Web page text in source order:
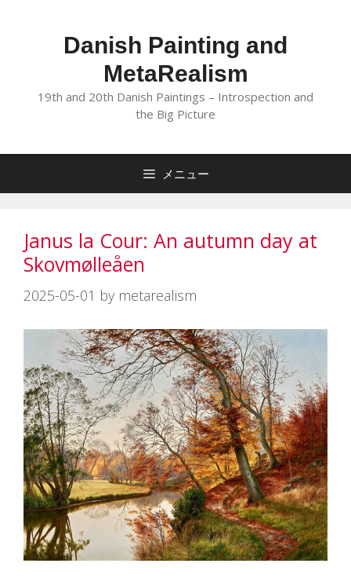
キ
Danish Painting and
MetaRealism
19th and 20th Danish Paintings – Introspection and
the Big Picture
メニュー
Janus la Cour: An autumn day at
Skovmølleåen
2025-05-01 by metarealism